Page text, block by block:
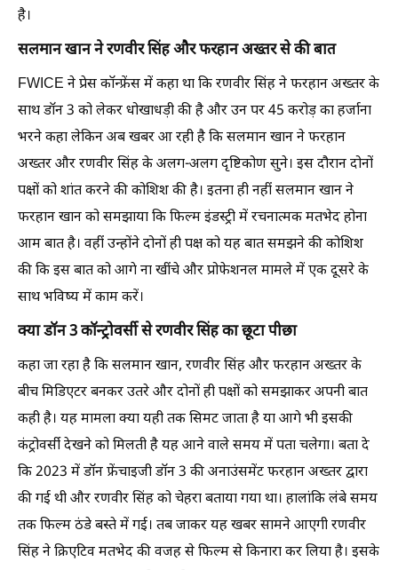
है।
सलमान खान ने रणवीर सिंह और फरहान अख्तर से की बात
FWICE ने प्रेस कॉन्फ्रेंस में कहा था कि रणवीर सिंह ने फरहान अख्तर के
साथ डॉन 3 को लेकर धोखाधड़ी की है और उन पर 45 करोड़ का हर्जाना
भरने कहा लेकिन अब खबर आ रही है कि सलमान खान ने फरहान
अख्तर और रणवीर सिंह के अलग-अलग दृष्टिकोण सुने। इस दौरान दोनों
पक्षों को शांत करने की कोशिश की है। इतना ही नहीं सलमान खान ने
फरहान खान को समझाया कि फिल्म इंडस्ट्री में रचनात्मक मतभेद होना
आम बात है। वहीं उन्होंने दोनों ही पक्ष को यह बात समझने की कोशिश
की कि इस बात को आगे ना खींचे और प्रोफेशनल मामले में एक दूसरे के
साथ भविष्य में काम करें।
क्या डॉन 3 कॉन्ट्रोवर्सी से रणवीर सिंह का छूटा पीछा
कहा जा रहा है कि सलमान खान, रणवीर सिंह और फरहान अख्तर के
बीच मिडिएटर बनकर उतरे और दोनों ही पक्षों को समझाकर अपनी बात
कही है। यह मामला क्या यही तक सिमट जाता है या आगे भी इसकी
कंट्रोवर्सी देखने को मिलती है यह आने वाले समय में पता चलेगा। बता दे
कि 2023 में डॉन फ्रेंचाइजी डॉन 3 की अनाउंसमेंट फरहान अख्तर द्वारा
की गई थी और रणवीर सिंह को चेहरा बताया गया था। हालांकि लंबे समय
तक फिल्म ठंडे बस्ते में गई। तब जाकर यह खबर सामने आएगी रणवीर
सिंह ने क्रिएटिव मतभेद की वजह से फिल्म से किनारा कर लिया है। इसके